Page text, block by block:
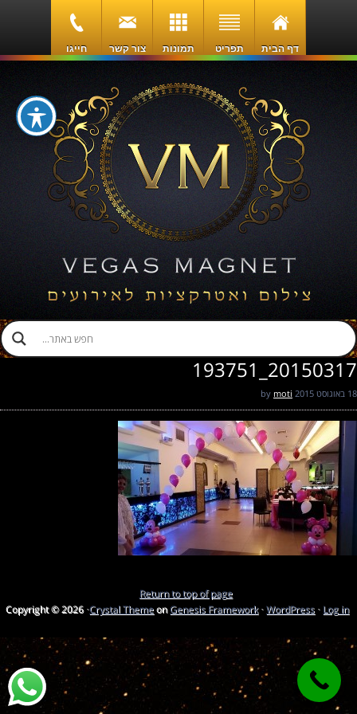
דף הבית תפריט תמונות צור קשר חייגו
20150317_193751
18 באוגוסט 2015 moti
Return to top of page
Copyright © 2026 ·Crystal ThemeonGenesis Framework·WordPress· Log in